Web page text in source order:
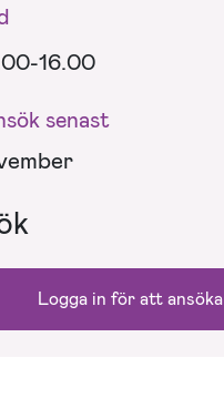
16.00
senast
Logga in för att ansöka